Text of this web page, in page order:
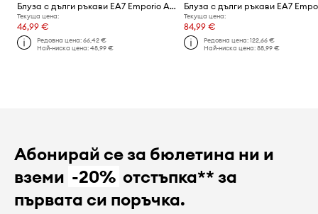
Блуза с дълги ръкави EA7 Emporio Armani
Текуща цена:
46,99 €
Редовна цена:66,42 €
Най-ниска цена:48,99 €
Текуща цена:
84,99 €
Редовна цена: 122,66 €
Най-ниска цена: 88,99 €
Абонирай се за бюлетина ни и
вземи -20% отстъпка** за
първата си поръчка.